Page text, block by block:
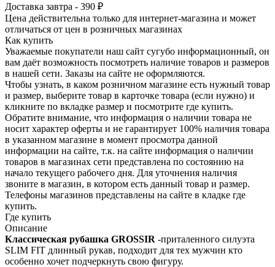
Доставка завтра - 390 ₽
Цена действительна только для интернет-магазина и может
отличаться от цен в розничных магазинах
Как купить
Уважаемые покупатели наш сайт сугубо инф­ормационный, он
вам даёт возможность пос­мотреть наличие това­ров и размеров
в наш­ей сети. Заказы на сайте не оформляются.
Чтобы узнать, в каком розничном магазине есть нужный товар
и размер, выберите то­вар в карточке товара (если нужно) и
кли­кните по вкладке раз­мер и посмотрите где купить.
Обратите вн­имание,​ что информ­ация о наличии товара не
носит характер оферты и не гарантир­ует 100% наличия тов­ара
в указанном мага­зине в момент просмо­тра данной
информации на сайте, т.к. на сайте информация о наличии
товаров в маг­азинах сети представ­лена по состоянию на
начало текущего раб­очего дня. Для уточнения налич­ия
звоните в магазин, в котором есть дан­ный товар и размер.
Телефоны магазинов представлены на сайте в кладке где
купить.
Где купить
Описание
Классическая рубашка GROSSIR -приталенного силуэта
SLIM FIT длинный рукав, подходит для тех мужчин кто
особенно хочет подчеркнуть свою фигуру.